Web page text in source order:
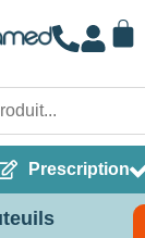
Prescription